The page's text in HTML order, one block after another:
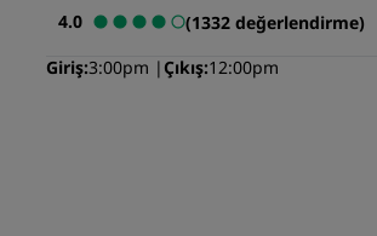
Seyahat fikirleri
Aile dostu oteller
4.0
(1332 değerlendirme)
Giriş 3:00pm Çıkış 12:00pm